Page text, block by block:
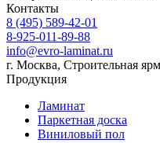
Контакты
8 (495) 589-42-01
8-925-011-89-88
info@evro-laminat.ru
г. Москва, Строительная
Продукция
Ламинат
Паркетная доска
Виниловый пол